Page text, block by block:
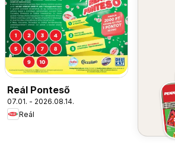
Reál Ponteső
07.01. - 2026.08.14.
Reál